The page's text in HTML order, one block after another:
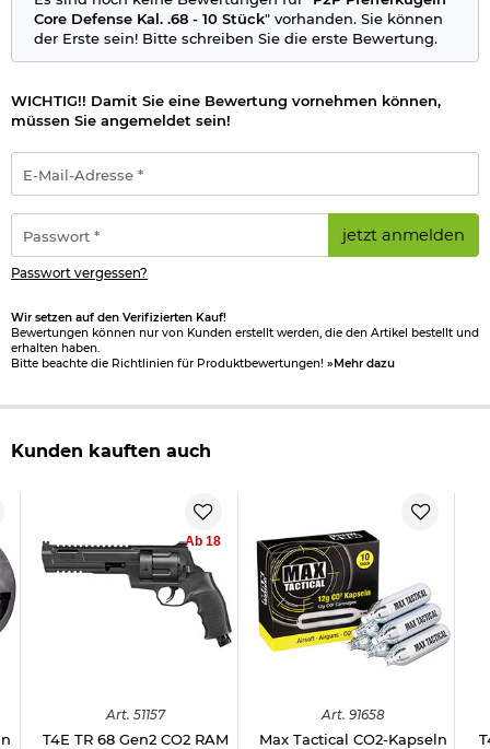
Core Defense Kal. .68 - 10 Stück" vorhanden. Sie können
der Erste sein! Bitte schreiben Sie die erste Bewertung.
WICHTIG!! Damit Sie eine Bewertung vornehmen können,
müssen Sie angemeldet sein!
Mail-
Adresse
*
jetzt anmelden
Passwort vergessen?
Wir setzen auf den Verifizierten Kauf!
Bewertungen können nur von Kunden erstellt werden, die den Artikel bestellt und
erhalten haben.
Bitte beachte die Richtlinien für Produktbewertungen! »Mehr dazu
Kunden kauften auch
Ab 18
Art. 51157
T4E TR 68 Gen2 CO2 RAM
Art. 91658
Max Tactical CO2-Kapseln